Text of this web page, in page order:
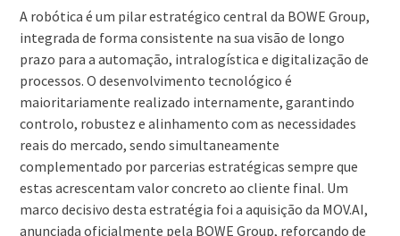
A robótica é um pilar estratégico central da BOWE Group,
integrada de forma consistente na sua visão de longo
prazo para a automação, intralogística e digitalização de
processos. O desenvolvimento tecnológico é
maioritariamente realizado internamente, garantindo
controlo, robustez e alinhamento com as necessidades
reais do mercado, sendo simultaneamente
complementado por parcerias estratégicas sempre que
estas acrescentam valor concreto ao cliente final. Um
marco decisivo desta estratégia foi a aquisição da MOV.AI,
anunciada oficialmente pela BOWE Group, reforçando de